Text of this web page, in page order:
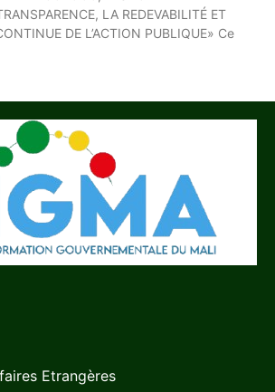
LA REDEVABILITÉ ET
DE L’ACTION PUBLIQUE» Ce
Etrangères